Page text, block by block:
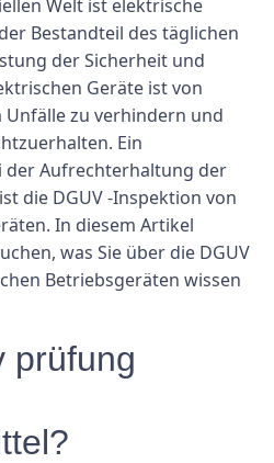
Welt ist elektrische
Bestandteil des täglichen
der Sicherheit und
Geräte ist von
zu verhindern und
Ein
der Aufrechterhaltung der
die DGUV -Inspektion von
In diesem Artikel
was Sie über die DGUV
Betriebsgeräten wissen
prüfung